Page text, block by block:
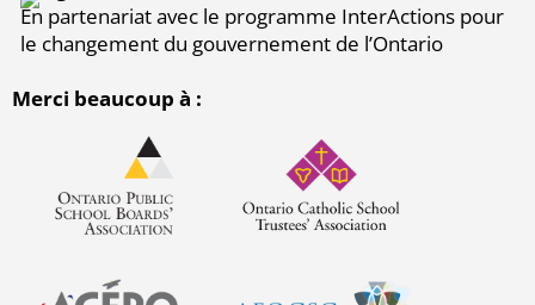
En partenariat avec le programme InterActions pour
le changement du gouvernement de l’Ontario
Merci beaucoup à :